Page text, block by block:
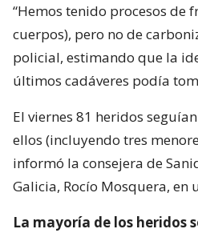
“Hemos tenido procesos de
cuerpos), pero no de
policial, estimando que la
últimos cadáveres podía
El viernes 81 heridos
ellos (incluyendo tres
informó la consejera de
Galicia, Rocío Mosquera, en
La mayoría de los heridos